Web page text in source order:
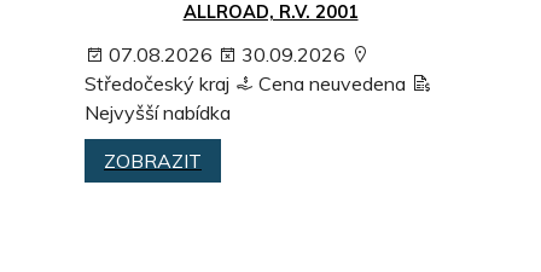
ALLROAD, R.V. 2001
07.08.2026
30.09.2026
Středočeský kraj
Cena neuvedena
Nejvyšší nabídka
ZOBRAZIT